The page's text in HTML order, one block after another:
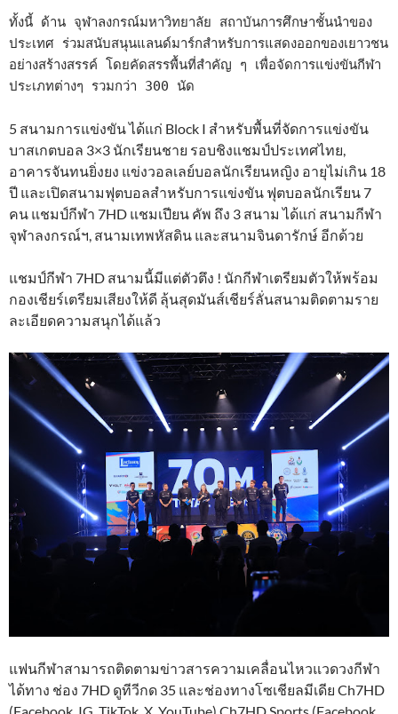
ทั้งนี้ ด้าน จุฬาลงกรณ์มหาวิทยาลัย สถาบันการศึกษาชั้นนำของ
ประเทศ ร่วมสนับสนุนแลนด์มาร์กสำหรับการแสดงออกของเยาวชน
อย่างสร้างสรรค์ โดยคัดสรรพื้นที่สำคัญ ๆ เพื่อจัดการแข่งขันกีฬา
ประเภทต่างๆ รวมกว่า 300 นัด
5 สนามการแข่งขัน ได้แก่ Block I สำหรับพื้นที่จัดการแข่งขัน
บาสเกตบอล 3×3 นักเรียนชาย รอบชิงแชมป์ประเทศไทย,
อาคารจันทนยิ่งยง แข่งวอลเลย์บอลนักเรียนหญิง อายุไม่เกิน 18
ปี และเปิดสนามฟุตบอลสำหรับการแข่งขัน ฟุตบอลนักเรียน 7
คน แชมป์กีฬา 7HD แชมเปียน คัพ ถึง 3 สนาม ได้แก่ สนามกีฬา
จุฬาลงกรณ์ฯ, สนามเทพหัสดิน และสนามจินดารักษ์ อีกด้วย
แชมป์กีฬา 7HD สนามนี้มีแต่ตัวตึง ! นักกีฬาเตรียมตัวให้พร้อม
กองเชียร์เตรียมเสียงให้ดี ลุ้นสุดมันส์เชียร์ลั่นสนามติดตามราย
ละเอียดความสนุกได้แล้ว
​แฟนกีฬาสามารถติดตามข่าวสารความเคลื่อนไหวแวดวงกีฬา
ได้ทาง ช่อง 7HD ดูทีวีกด 35 และช่องทางโซเชียลมีเดีย Ch7HD